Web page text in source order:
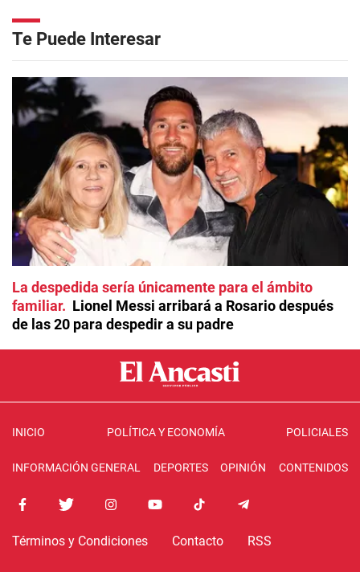
Te Puede Interesar
La despedida sería únicamente para el ámbito
familiar
Lionel Messi arribará a Rosario después
de las 20 para despedir a su padre
INICIO POLÍTICA Y ECONOMÍA POLICIALES
INFORMACIÓN GENERAL DEPORTES OPINIÓN CONTENIDOS
Términos y Condiciones Contacto RSS